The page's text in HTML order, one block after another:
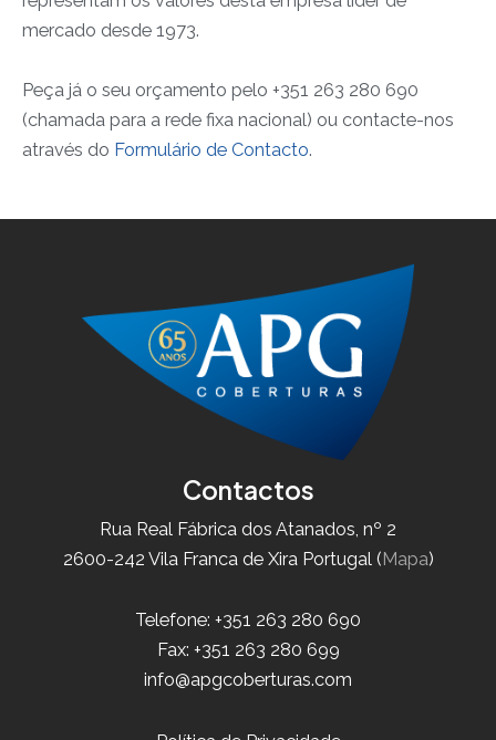
mercado desde 1973.
Peça já o seu orçamento pelo +351 263 280 690
(chamada para a rede fixa nacional) ou contacte-nos
através do Formulário de Contacto.
Contactos
Rua Real Fábrica dos Atanados, nº 2
2600-242 Vila Franca de Xira Portugal (Mapa)
Telefone: +351 263 280 690
Fax: +351 263 280 699
info@apgcoberturas.com